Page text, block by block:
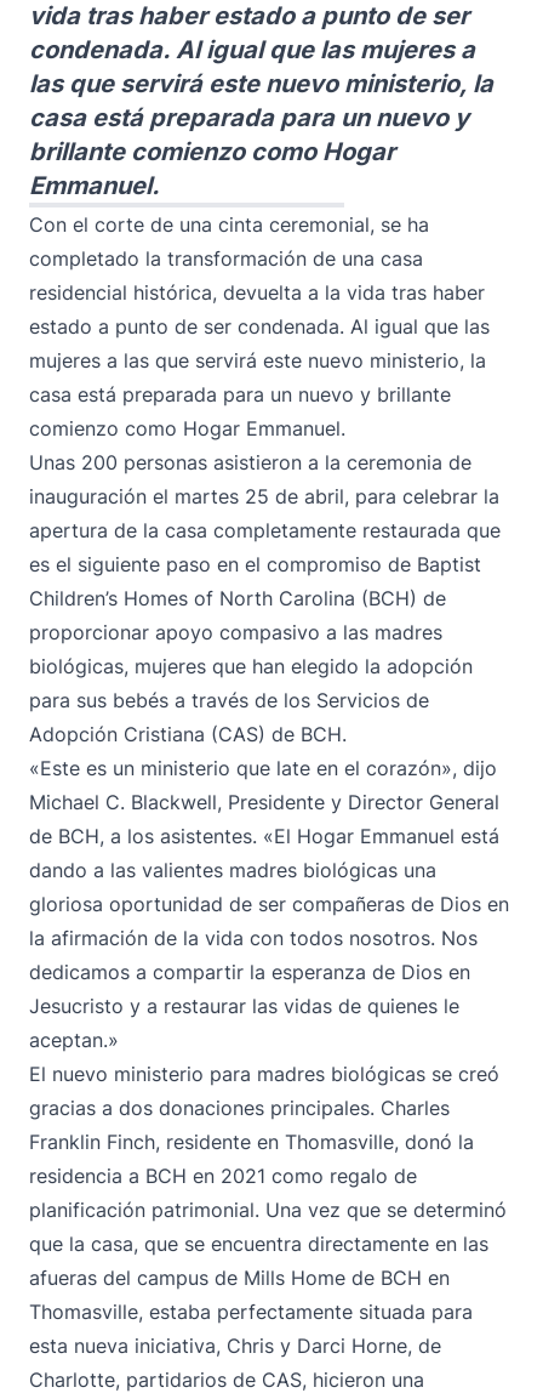
vida tras haber estado a punto de ser
condenada. Al igual que las mujeres a
las que servirá este nuevo ministerio, la
casa está preparada para un nuevo y
brillante comienzo como Hogar
Emmanuel.
Con el corte de una cinta ceremonial, se ha
completado la transformación de una casa
residencial histórica, devuelta a la vida tras haber
estado a punto de ser condenada. Al igual que las
mujeres a las que servirá este nuevo ministerio, la
casa está preparada para un nuevo y brillante
comienzo como Hogar Emmanuel.
Unas 200 personas asistieron a la ceremonia de
inauguración el martes 25 de abril, para celebrar la
apertura de la casa completamente restaurada que
es el siguiente paso en el compromiso de Baptist
Children’s Homes of North Carolina (BCH) de
proporcionar apoyo compasivo a las madres
biológicas, mujeres que han elegido la adopción
para sus bebés a través de los Servicios de
Adopción Cristiana (CAS) de BCH.
«Este es un ministerio que late en el corazón», dijo
Michael C. Blackwell, Presidente y Director General
de BCH, a los asistentes. «El Hogar Emmanuel está
dando a las valientes madres biológicas una
gloriosa oportunidad de ser compañeras de Dios en
la afirmación de la vida con todos nosotros. Nos
dedicamos a compartir la esperanza de Dios en
Jesucristo y a restaurar las vidas de quienes le
aceptan.»
El nuevo ministerio para madres biológicas se creó
gracias a dos donaciones principales. Charles
Franklin Finch, residente en Thomasville, donó la
residencia a BCH en 2021 como regalo de
planificación patrimonial. Una vez que se determinó
que la casa, que se encuentra directamente en las
afueras del campus de Mills Home de BCH en
Thomasville, estaba perfectamente situada para
esta nueva iniciativa, Chris y Darci Horne, de
Charlotte, partidarios de CAS, hicieron una